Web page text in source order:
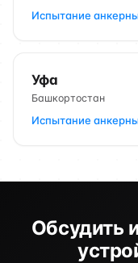
Испытание
Уфа
Башкортостан
Испытание
Обсудить